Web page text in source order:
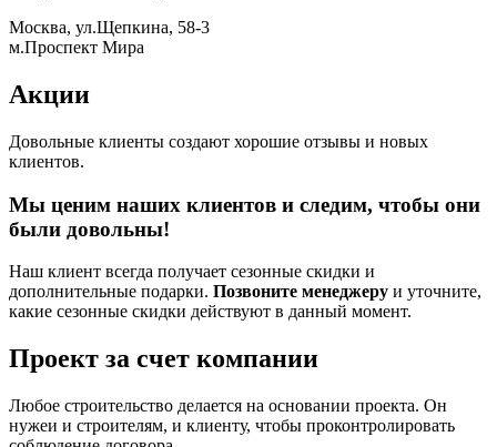
Москва, ул.Щепкина, 58-3
м.Проспект Мира
Акции
Довольные клиенты создают хорошие отзывы и новых
клиентов.
Мы ценим наших клиентов и следим, чтобы они
были довольны!
Наш клиент всегда получает сезонные скидки и
дополнительные подарки. Позвоните менеджеру и уточните,
какие сезонные скидки действуют в данный момент.
Проект за счет компании
Любое строительство делается на основании проекта. Он
нужеи и строителям, и клиенту, чтобы проконтролировать